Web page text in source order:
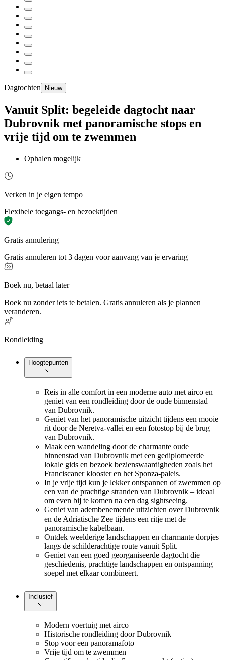
Dagtochten Nieuw
Vanuit Split: begeleide dagtocht naar
Dubrovnik met panoramische stops en
vrije tijd om te zwemmen
Ophalen mogelijk
Verken in je eigen tempo
Flexibele toegangs- en bezoektijden
Gratis annulering
Gratis annuleren tot 3 dagen voor aanvang van je ervaring
Boek nu, betaal later
Boek nu zonder iets te betalen. Gratis annuleren als je plannen
veranderen.
Rondleiding
Hoogtepunten
Reis in alle comfort in een moderne auto met airco en
geniet van een rondleiding door de oude binnenstad
van Dubrovnik.
Geniet van het panoramische uitzicht tijdens een mooie
rit door de Neretva-vallei en een fotostop bij de brug
van Dubrovnik.
Maak een wandeling door de charmante oude
binnenstad van Dubrovnik met een gediplomeerde
lokale gids en bezoek bezienswaardigheden zoals het
Franciscaner klooster en het Sponza-paleis.
In je vrije tijd kun je lekker ontspannen of zwemmen op
een van de prachtige stranden van Dubrovnik – ideaal
om even bij te komen na een dag sightseeing.
Geniet van adembenemende uitzichten over Dubrovnik
en de Adriatische Zee tijdens een ritje met de
panoramische kabelbaan.
Ontdek weelderige landschappen en charmante dorpjes
langs de schilderachtige route vanuit Split.
Geniet van een goed georganiseerde dagtocht die
geschiedenis, prachtige landschappen en ontspanning
soepel met elkaar combineert.
Inclusief
Modern voertuig met airco
Historische rondleiding door Dubrovnik
Stop voor een panoramafoto
Vrije tijd om te zwemmen